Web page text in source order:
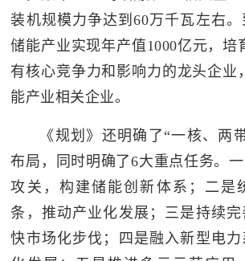
装机规模力争达到60万千瓦左右。
储能产业实现年产值1000亿元，培
有核心竞争力和影响力的龙头企业
能产业相关企业。
《规划》还明确了“一核、两
布局，同时明确了6大重点任务。
攻关，构建储能创新体系；二是
条，推动产业化发展；三是持续完
快市场化步伐；四是融入新型电